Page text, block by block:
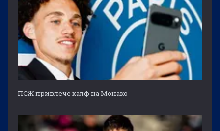
ПСЖ привлече халф на Монако